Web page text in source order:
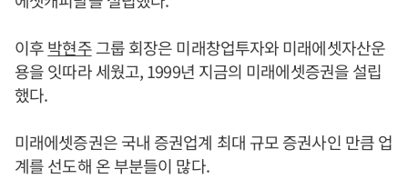
이후박현주그룹 회장은 미래창업투자와 미래에셋자산운
용을 잇따라 세웠고, 1999년 지금의 미래에셋증권을 설립
했다.
미래에셋증권은 국내 증권업계 최대 규모 증권사인 만큼 업
계를 선도해 온 부분들이 많다.